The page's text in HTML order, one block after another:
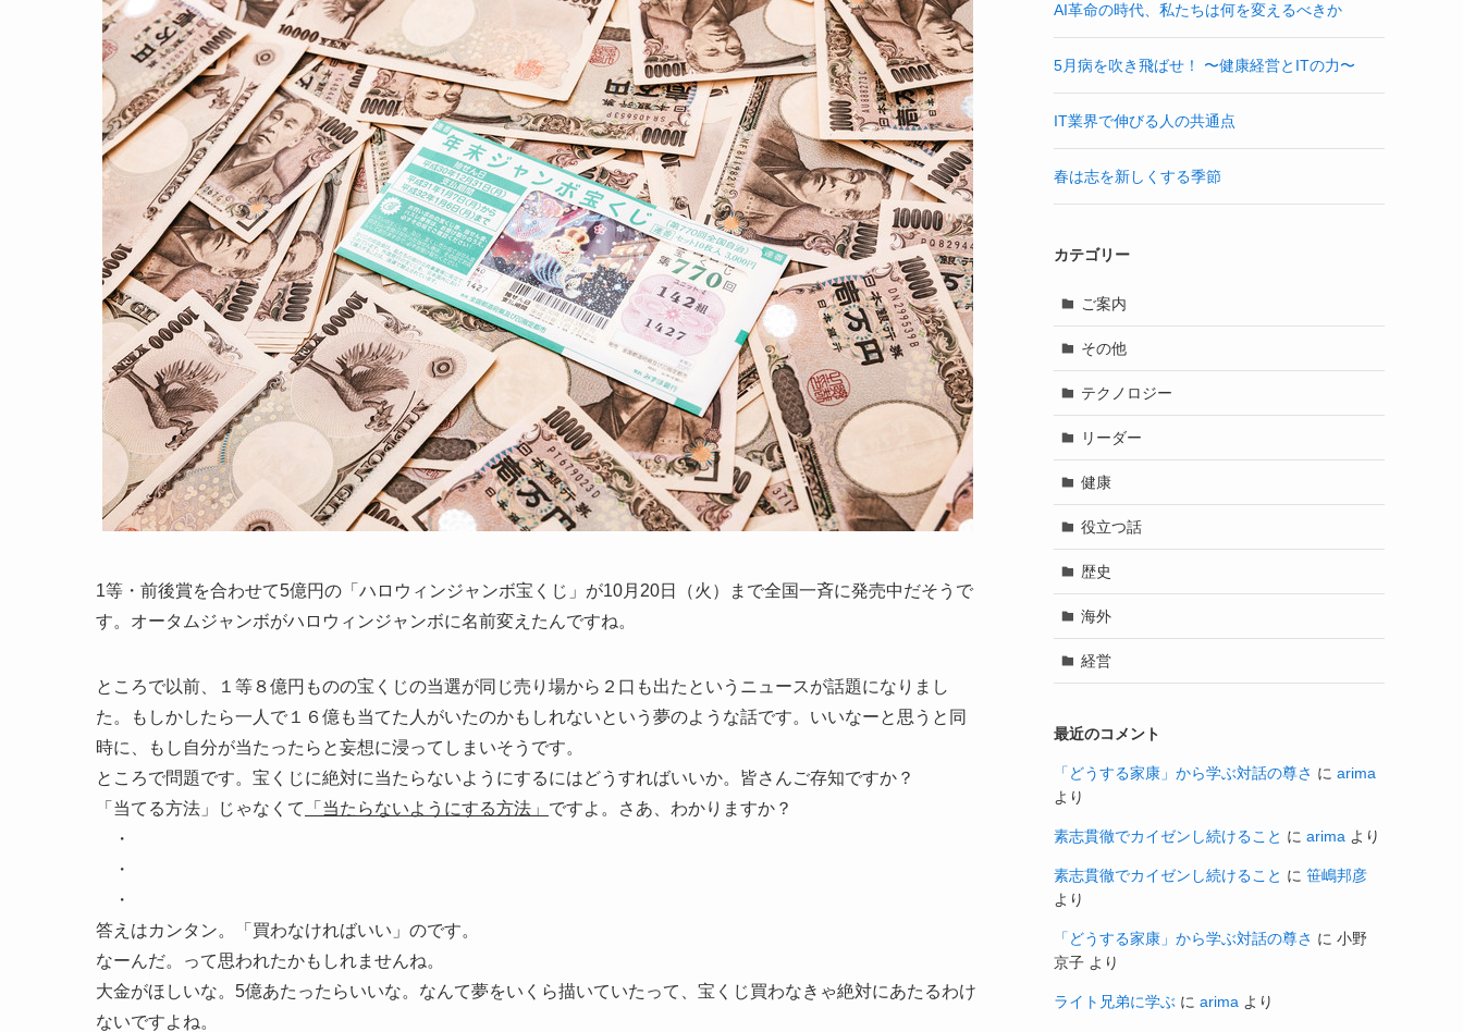
1等・前後賞を合わせて5億円の「ハロウィンジャンボ宝くじ」が10月20日（火）まで全国一斉に発売中だそうで
す。オータムジャンボがハロウィンジャンボに名前変えたんですね。
ところで以前、１等８億円ものの宝くじの当選が同じ売り場から２口も出たというニュースが話題になりまし
た。もしかしたら一人で１６億も当てた人がいたのかもしれないという夢のような話です。いいなーと思うと同
時に、もし自分が当たったらと妄想に浸ってしまいそうです。
ところで問題です。宝くじに絶対に当たらないようにするにはどうすればいいか。皆さんご存知ですか？
「当てる方法」じゃなくて
「当たらないようにする方法」 ですよ。さあ、わかりますか？
・
・
・
答えはカンタン。「買わなければいい」のです。
なーんだ。って思われたかもしれませんね。
大金がほしいな。5億あたったらいいな。なんて夢をいくら描いていたって、宝くじ買わなきゃ絶対にあたるわけ
ないですよね。
AI革命の時代、私たちは何を変えるべきか
5月病を吹き飛ばせ！ 〜健康経営とITの力〜
IT業界で伸びる人の共通点
春は志を新しくする季節
カテゴリー
ご案内
その他
テクノロジー
リーダー
健康
役立つ話
歴史
海外
経営
最近のコメント
「どうする家康」から学ぶ対話の尊さ に arima
より
素志貫徹でカイゼンし続けること に arima より
素志貫徹でカイゼンし続けること に 笹嶋邦彦
より
「どうする家康」から学ぶ対話の尊さ に 小野
京子 より
ライト兄弟に学ぶ に arima より